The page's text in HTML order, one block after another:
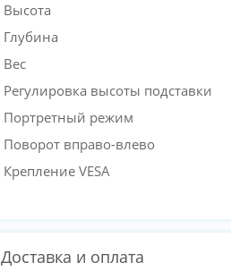
Высота
Глубина
Вес
Регулировка высоты подставки
Портретный режим
Поворот вправо-влево
Крепление VESA
Доставка и оплата